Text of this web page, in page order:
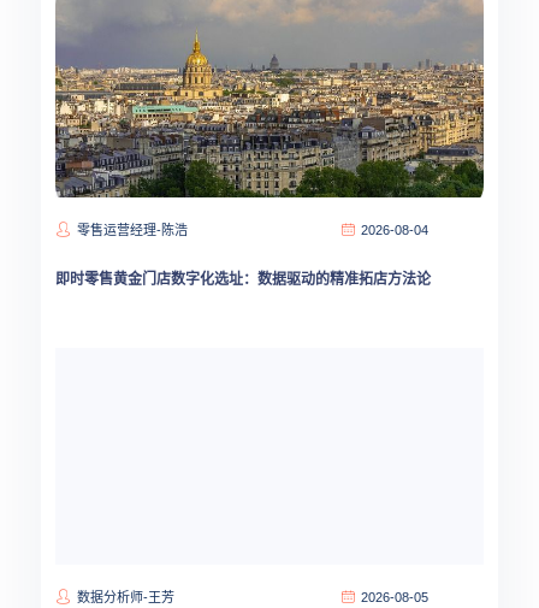
零售运营经理-陈浩 2026-08-04
即时零售黄金门店数字化选址：数据驱动的精准拓店方法论
数据分析师-王芳 2026-08-05